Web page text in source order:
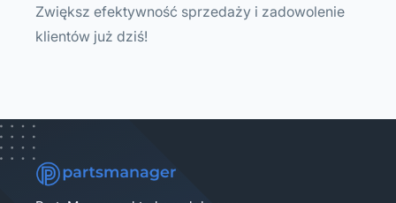
Zwiększ efektywność sprzedaży i zadowolenie
klientów już dziś!